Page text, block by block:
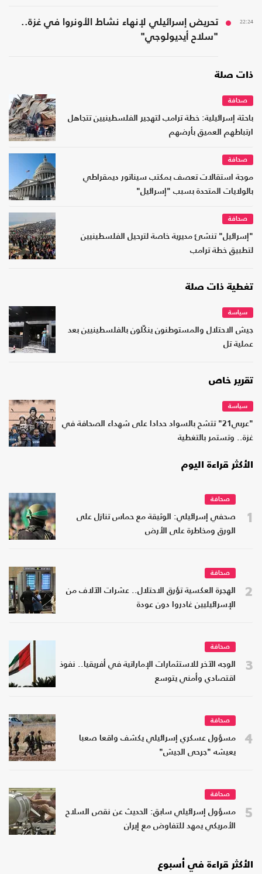
22:24
تحريض إسرائيلي لإنهاء نشاط الأونروا في غزة..
"سلاح أيديولوجي"
ذات صلة
صحافة
باحثة إسرائيلية: خطة ترامب لتهجير الفلسطينيين تتجاهل
ارتباطهم العميق بأرضهم
صحافة
موجة استقالات تعصف بمكتب سيناتور ديمقراطي
بالولايات المتحدة بسبب "إسرائيل"
صحافة
"إسرائيل" تنشئ مديرية خاصة لترحيل الفلسطينيين
لتطبيق خطة ترامب
تغطية ذات صلة
سياسة
جيش الاحتلال والمستوطنون ينكّلون بالفلسطينيين بعد
عملية تل
تقرير خاص
سياسة
"عربي21" تتشح بالسواد حدادا على شهداء الصحافة في
غزة.. وتستمر بالتغطية
الأكثر قراءة اليوم
1
صحافة
صحفي إسرائيلي: الوثيقة مع حماس تنازل على
الورق ومخاطرة على الأرض
2
صحافة
الهجرة العكسية تؤرق الاحتلال.. عشرات الآلاف من
الإسرائيليين غادروا دون عودة
3
صحافة
الوجه الآخر للاستثمارات الإماراتية في أفريقيا.. نفوذ
اقتصادي وأمني يتوسع
4
صحافة
مسؤول عسكري إسرائيلي يكشف واقعا صعبا
يعيشه "جرحى الجيش"
5
صحافة
مسؤول إسرائيلي سابق: الحديث عن نقص السلاح
الأمريكي يمهد للتفاوض مع إيران
الأكثر قراءة في أسبوع